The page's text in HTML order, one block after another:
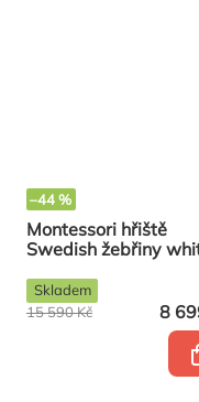
–44 %
Montessori hřiště
Swedish žebřiny
8
15 590 Kč
Skladem